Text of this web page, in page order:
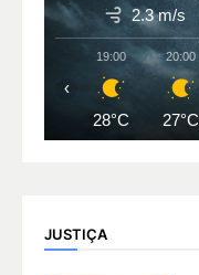
2.3 m/s
19:00
28°C
20:00
27°C
‹
JUSTIÇA